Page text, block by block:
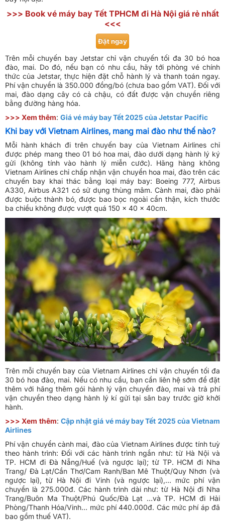
>>> Book vé máy bay Tết TPHCM đi Hà Nội giá rẻ nhất
<<<
Đặt ngay
Trên mỗi chuyến bay Jetstar chỉ vận chuyến tối đa 30 bó hoa
đào, mai. Do đó, nếu bạn có nhu cầu, hãy tới phòng vé chính
thức của Jetstar, thực hiện đặt chỗ hành lý và thanh toán ngay.
Phí vận chuyển là 350.000 đồng/bó (chưa bao gồm VAT). Đối với
mai, đào dạng cây có cả chậu, có đất được vận chuyển riêng
bằng đường hàng hóa.
>>> Xem thêm: Giá vé máy bay Tết 2025 của Jetstar Pacific
Khi bay với Vietnam Airlines, mang mai đào như thế nào?
Mỗi hành khách đi trên chuyến bay của Vietnam Airlines chỉ
được phép mang theo 01 bó hoa mai, đào dưới dạng hành lý ký
gửi (không tính vào hành lý miễn cước). Hãng hàng không
Vietnam Airlines chỉ chấp nhận vận chuyển hoa mai, đào trên các
chuyến bay khai thác bằng loại máy bay: Boeing 777, Airbus
A330, Airbus A321 có sử dụng thùng mâm. Cành mai, đào phải
được buộc thành bó, được bao bọc ngoài cẩn thận, kích thước
ba chiều không được vượt quá 150 x 40 x 40cm.
Trên mỗi chuyến bay của Vietnam Airlines chỉ vận chuyến tối đa
30 bó hoa đào, mai. Nếu có nhu cầu, bạn cần liên hệ sớm để đặt
thêm với hãng thêm gói hành lý vận chuyển đào, mai và trả phí
vận chuyển theo dạng hành lý kí gửi tại sân bay trước giờ khởi
hành.
>>> Xem thêm: Cập nhật giá vé máy bay Tết 2025 của Vietnam
Airlines
Phí vận chuyển cành mai, đào của Vietnam Airlines được tính tuỳ
theo hành trình: Đối với các hành trình ngắn như: từ Hà Nội và
TP. HCM đi Đà Nẵng/Huế (và ngược lại); từ TP. HCM đi Nha
Trang/ Đà Lạt/Cần Thơ/Cam Ranh/Ban Mê Thuột/Quy Nhơn (và
ngược lại), từ Hà Nội đi Vinh (và ngược lại),… mức phí vận
chuyển là 275.000đ. Các hành trình dài như: từ Hà Nội đi Nha
Trang/Buôn Ma Thuột/Phú Quốc/Đà Lạt …và TP. HCM đi Hải
Phòng/Thanh Hóa/Vinh… mức phí 440.000đ. Các mức phí áp đã
bao gồm thuế VAT).